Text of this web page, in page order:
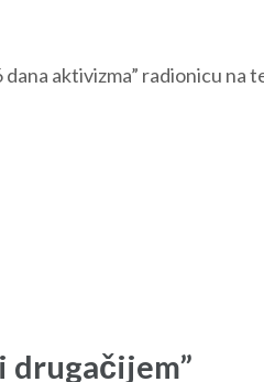
aktivizma” radionicu na
drugačijem”